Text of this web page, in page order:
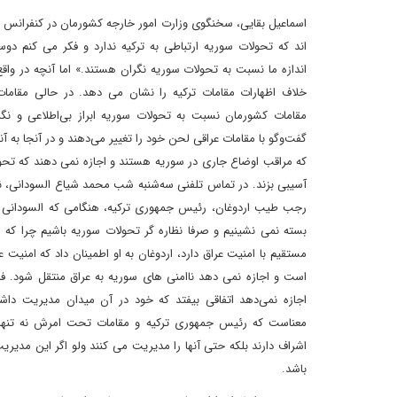
اسماعیل بقایی، سخنگوی وزارت امور خارجه کشورمان در کنفرانس
اند که تحولات سوریه ارتباطی به ترکیه ندارد و فکر می کنم
اندازه ما نسبت به تحولات سوریه نگران هستند.» اما آنچه در
خلاف اظهارات مقامات ترکیه را نشان می دهد. در حالی مقامات
مقامات کشورمان نسبت به تحولات سوریه ابراز بی‌اطلاعی و
گفت‌وگو با مقامات عراقی لحن خود را تغییر می‌دهند و در آنجا به
که مراقب اوضاع جاری در سوریه هستند و اجازه نمی دهند که
آسیبی بزند. در تماس تلفنی سه‌شنبه شب محمد شیاع السودانی،
رجب طیب اردوغان، رئیس جمهوری ترکیه، هنگامی که
بسته نمی نشینیم و صرفا نظاره گر تحولات سوریه باشیم چرا که
مستقیم با امنیت عراق دارد، اردوغان به او اطمینان داد که امنیت
است و اجازه نمی دهد ناامنی های سوریه به عراق منتقل شود.
اجازه نمی‌دهد اتفاقی بیفتد که خود در آن میدان مدیریت
معناست که رئیس جمهوری ترکیه و مقامات تحت امرش نه
اشراف دارند بلکه حتی آنها را مدیریت می کنند ولو اگر این
باشد.